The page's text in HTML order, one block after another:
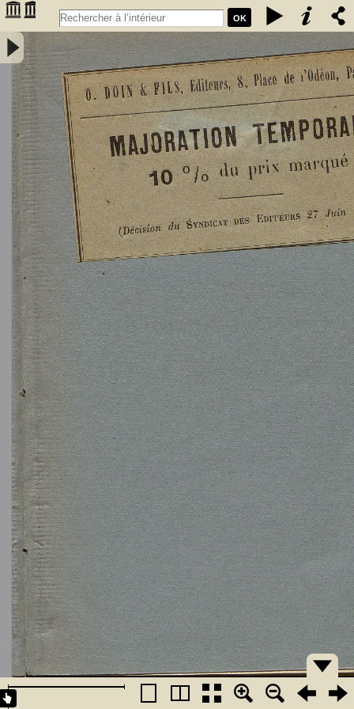
OK
L'Astronomie, observations, théorie et vulgarisation générale / par
Marcel Moye,... - Moye, Marcel (1873-1939). Auteur